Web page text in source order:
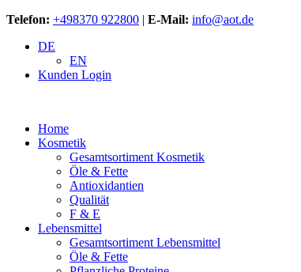
Telefon: +498370 922800 | E-Mail: info@aot.de
DE
EN
Kunden Login
Home
Kosmetik
Gesamtsortiment Kosmetik
Öle & Fette
Antioxidantien
Qualität
F & E
Lebensmittel
Gesamtsortiment Lebensmittel
Öle & Fette